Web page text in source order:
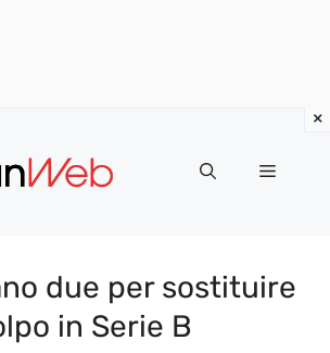
MENU
due per sostituire
in Serie B